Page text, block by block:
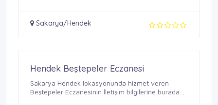
Sakarya/Hendek
Hendek Beştepeler Eczanesi
Sakarya Hendek lokasyonunda hizmet veren
Beştepeler Eczanesinin İletişim bilgilerine buradan